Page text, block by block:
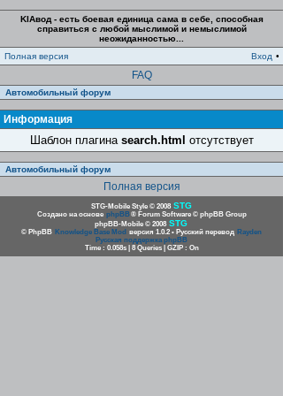
KIAвод - есть боевая единица сама в себе, способная
справиться с любой мыслимой и немыслимой
неожиданностью...
Полная версия
Вход •
FAQ
Автомобильный форум
Информация
Шаблон плагина search.html отсутствует
Автомобильный форум
Полная версия
STG-Mobile Style © 2008 STG
Создано на основе phpBB® Forum Software © phpBB Group
phpBB-Mobile © 2008 STG
© PhpBB Knowledge Base Mod версия 1.0.2 • Русский перевод Rayden
Русская поддержка phpBB
Time : 0.058s | 8 Queries | GZIP : On